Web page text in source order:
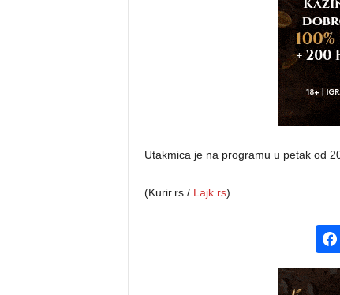
Utakmica je na programu u petak od
(Kurir.rs / Lajk.rs)